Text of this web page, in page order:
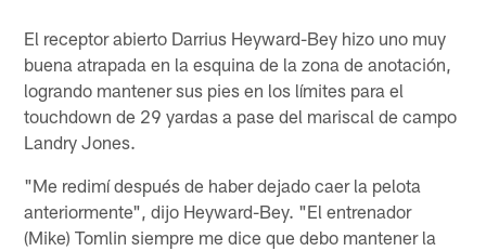
El receptor abierto Darrius Heyward-Bey hizo uno muy
buena atrapada en la esquina de la zona de anotación,
logrando mantener sus pies en los límites para el
touchdown de 29 yardas a pase del mariscal de campo
Landry Jones.
"Me redimí después de haber dejado caer la pelota
anteriormente", dijo Heyward-Bey. "El entrenador
(Mike) Tomlin siempre me dice que debo mantener la